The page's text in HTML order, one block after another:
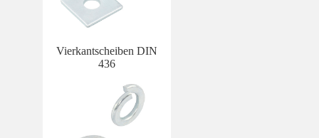
Vierkantscheiben DIN
436